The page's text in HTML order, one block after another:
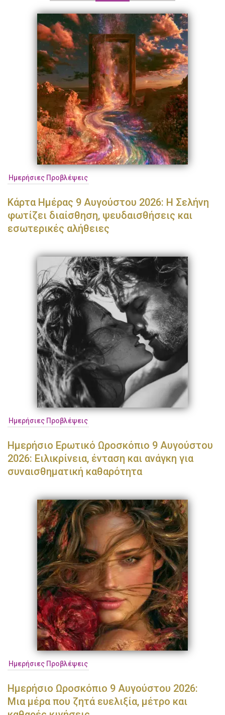
Ημερήσιες Προβλέψεις
Κάρτα Ημέρας 9 Αυγούστου 2026: Η Σελήνη
φωτίζει διαίσθηση, ψευδαισθήσεις και
εσωτερικές αλήθειες
Ημερήσιες Προβλέψεις
Ημερήσιο Ερωτικό Ωροσκόπιο 9 Αυγούστου
2026: Ειλικρίνεια, ένταση και ανάγκη για
συναισθηματική καθαρότητα
Ημερήσιες Προβλέψεις
Ημερήσιο Ωροσκόπιο 9 Αυγούστου 2026:
Μια μέρα που ζητά ευελιξία, μέτρο και